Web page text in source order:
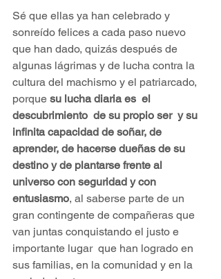
Sé que ellas ya han celebrado y
sonreído felices a cada paso nuevo
que han dado, quizás después de
algunas lágrimas y de lucha contra la
cultura del machismo y el patriarcado,
porque su lucha diaria es  el
descubrimiento  de su propio ser  y su
infinita capacidad de soñar, de
aprender, de hacerse dueñas de su
destino y de plantarse frente al
universo con seguridad y con
entusiasmo, al saberse parte de un
gran contingente de compañeras que
van juntas conquistando el justo e
importante lugar  que han logrado en
sus familias, en la comunidad y en la